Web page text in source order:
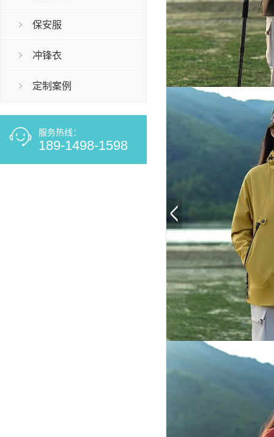
保安服
冲锋衣
定制案例
服务热线：
189-1498-1598